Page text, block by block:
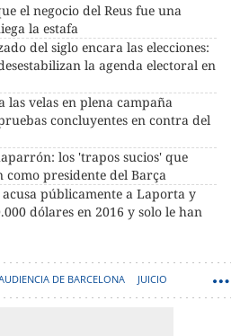
el negocio del Reus fue una
la estafa
del siglo encara las elecciones:
la agenda electoral en
las velas en plena campaña
concluyentes en contra del
los 'trapos sucios' que
como presidente del Barça
públicamente a Laporta y
dólares en 2016 y solo le han
DE BARCELONA JUICIO